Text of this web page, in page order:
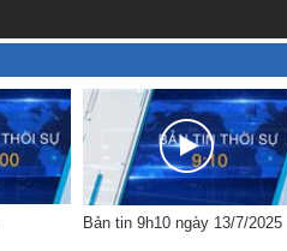
Bản tin 9h10 ngày 13/7/2025